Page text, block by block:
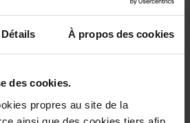
Détails À propos des cookies
des cookies.
propres au site de la